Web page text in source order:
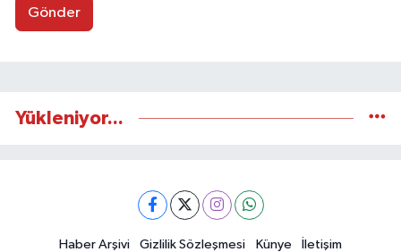
Gönder
Yükleniyor...
Haber Arşivi Gizlilik Sözleşmesi Künye İletişim